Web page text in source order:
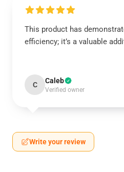
This product has
efficiency; it’s a valuable
C Caleb
Verified owner
Write your review